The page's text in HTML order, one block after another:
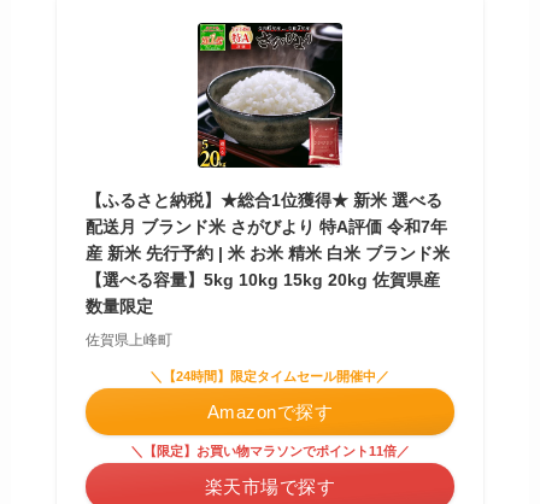
【ふるさと納税】★総合1位獲得★ 新米 選べる
配送月 ブランド米 さがびより 特A評価 令和7年
産 新米 先行予約 | 米 お米 精米 白米 ブランド米
【選べる容量】5kg 10kg 15kg 20kg 佐賀県産
数量限定
佐賀県上峰町
＼【24時間】限定タイムセール開催中／
Amazonで探す
＼【限定】お買い物マラソンでポイント11倍／
楽天市場で探す